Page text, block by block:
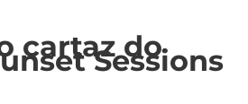
cartaz do
Sessions